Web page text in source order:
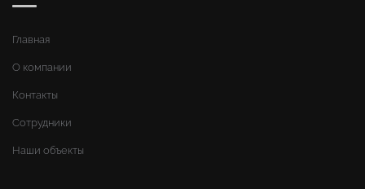
Главная
О компании
Контакты
Сотрудники
Наши объекты